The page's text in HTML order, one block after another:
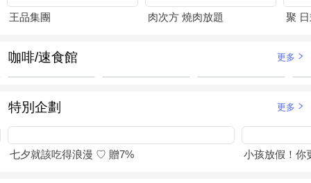
王品集團 肉次方 燒肉放題 聚
咖啡/速食館 更多
特別企劃 更多
七夕就該吃得浪漫 ♡ 贈7% 小孩放假！你